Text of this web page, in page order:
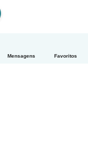
Mensagens Favoritos